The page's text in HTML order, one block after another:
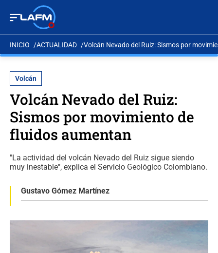
INICIO ACTUALIDAD Volcán Nevado del Ruiz: Sismos por
Volcán
Volcán Nevado del Ruiz:
Sismos por movimiento de
fluidos aumentan
"La actividad del volcán Nevado del Ruiz sigue siendo
muy inestable", explica el Servicio Geológico Colombiano.
Gustavo Gómez Martínez